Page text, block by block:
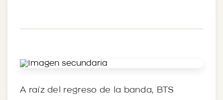
A raíz del regreso de la banda, BTS